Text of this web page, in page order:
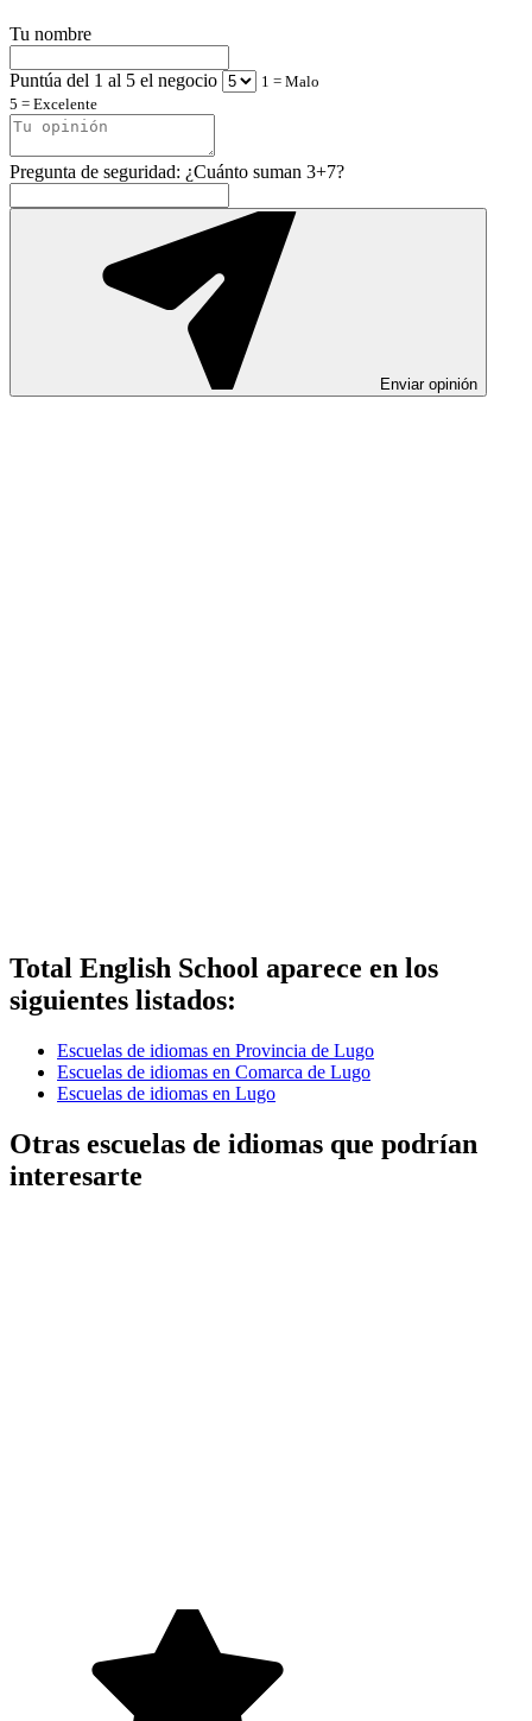
Tu nombre
Puntúa del 1 al 5 el negocio
1 = Malo
5 = Excelente
Pregunta de seguridad: ¿Cuánto suman 3+7?
Enviar opinión
Total English School aparece en los
siguientes listados:
Escuelas de idiomas en Provincia de Lugo
Escuelas de idiomas en Comarca de Lugo
Escuelas de idiomas en Lugo
Otras escuelas de idiomas que podrían
interesarte